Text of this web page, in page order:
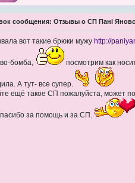
сообщения: Отзывы о СП Пані
вот такие брюки мужу http://
бомба, посмотрим как
А тут- все супер.
ещё такое СП пожалуйста, может
за помощь и за СП.